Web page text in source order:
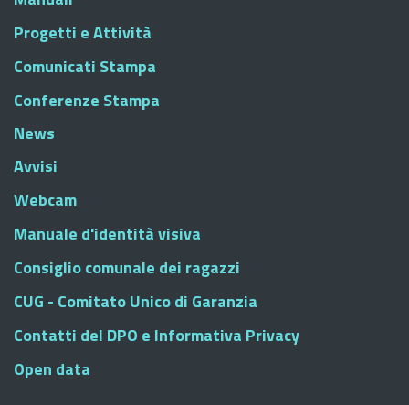
Progetti e Attività
Comunicati Stampa
Conferenze Stampa
News
Avvisi
Webcam
Manuale d'identità visiva
Consiglio comunale dei ragazzi
CUG - Comitato Unico di Garanzia
Contatti del DPO e Informativa Privacy
Open data